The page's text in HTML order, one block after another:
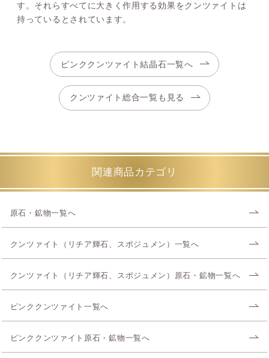
す。それらすべてに大きく作用する効果をクンツァイトは
持っているとされています。
ピンククンツァイト結晶石一覧へ
クンツァイト総合一覧も見る
関連商品カテゴリ
原石・鉱物一覧へ
クンツァイト（リチア輝石、スポジュメン）一覧へ
クンツァイト（リチア輝石、スポジュメン）原石・鉱物一覧へ
ピンククンツァイト一覧へ
ピンククンツァイト原石・鉱物一覧へ